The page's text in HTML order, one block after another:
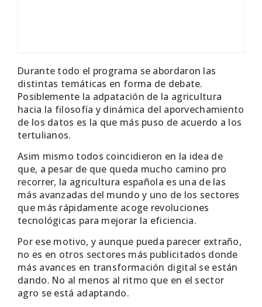
Durante todo el programa se abordaron las
distintas temáticas en forma de debate.
Posiblemente la adpatación de la agricultura
hacia la filosofía y dinámica del aporvechamiento
de los datos es la que más puso de acuerdo a los
tertulianos.
Asim mismo todos coincidieron en la idea de
que, a pesar de que queda mucho camino pro
recorrer, la agricultura española es una de las
más avanzadas del mundo y uno de los sectores
que más rápidamente acoge revoluciones
tecnológicas para mejorar la eficiencia.
Por ese motivo, y aunque pueda parecer extraño,
no es en otros sectores más publicitados donde
más avances en transformación digital se están
dando. No al menos al ritmo que en el sector
agro se está adaptando.